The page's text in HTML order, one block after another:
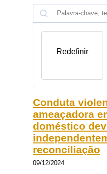
Redefinir
Conduta
ameaçadora
doméstico
reconciliação
09/12/2024